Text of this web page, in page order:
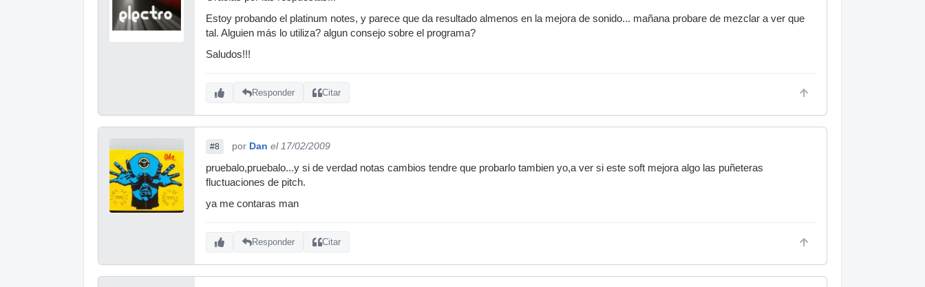
Estoy probando el platinum notes, y parece que da resultado almenos en la mejora de sonido... mañana probare de mezclar a ver que
tal. Alguien más lo utiliza? algun consejo sobre el programa?
Saludos!!!
Responder Citar
#8 por Dan el 17/02/2009
pruebalo,pruebalo...y si de verdad notas cambios tendre que probarlo tambien yo,a ver si este soft mejora algo las puñeteras
fluctuaciones de pitch.
ya me contaras man
Responder Citar